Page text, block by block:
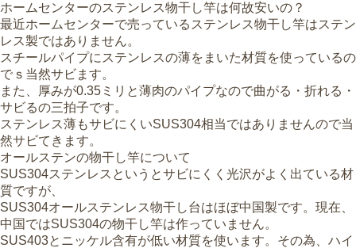
ホームセンターのステンレス物干し竿は何故安いの？
最近ホームセンターで売っているステンレス物干し竿はステン
レス製ではありません。
スチールパイプにステンレスの薄をまいた材質を使っているの
でｓ当然サビます。
また、厚みが0.35ミリと薄肉のパイプなので曲がる・折れる・
サビるの三拍子です。
ステンレス薄もサビにくいSUS304相当ではありませんので当
然サビてきます。
オールステンの物干し竿について
SUS304ステンレスというとサビにくく光沢がよく出ている材
質ですが、
SUS304オールステンレス物干し台はほぼ中国製です。現在、
中国ではSUS304の物干し竿は作っていません。
SUS403とニッケル含有が低い材質を使います。その為、ハイ